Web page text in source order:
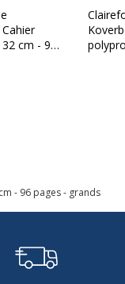
cm - 96
- 96 pages - grands